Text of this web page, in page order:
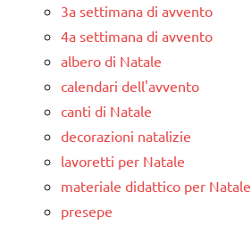
3a settimana di avvento
4a settimana di avvento
albero di Natale
calendari dell'avvento
canti di Natale
decorazioni natalizie
lavoretti per Natale
materiale didattico per Natale
presepe